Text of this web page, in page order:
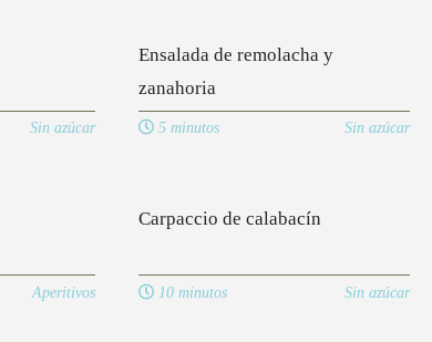
Sin azúcar
Ensalada de remolacha y
zanahoria
5 minutos Sin azúcar
Aperitivos
Carpaccio de calabacín
10 minutos Sin azúcar